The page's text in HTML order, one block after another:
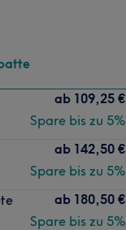
ab 109,25 €
Spare bis zu 5%
ab 142,50 €
Spare bis zu 5%
ab 180,50 €
Spare bis zu 5%